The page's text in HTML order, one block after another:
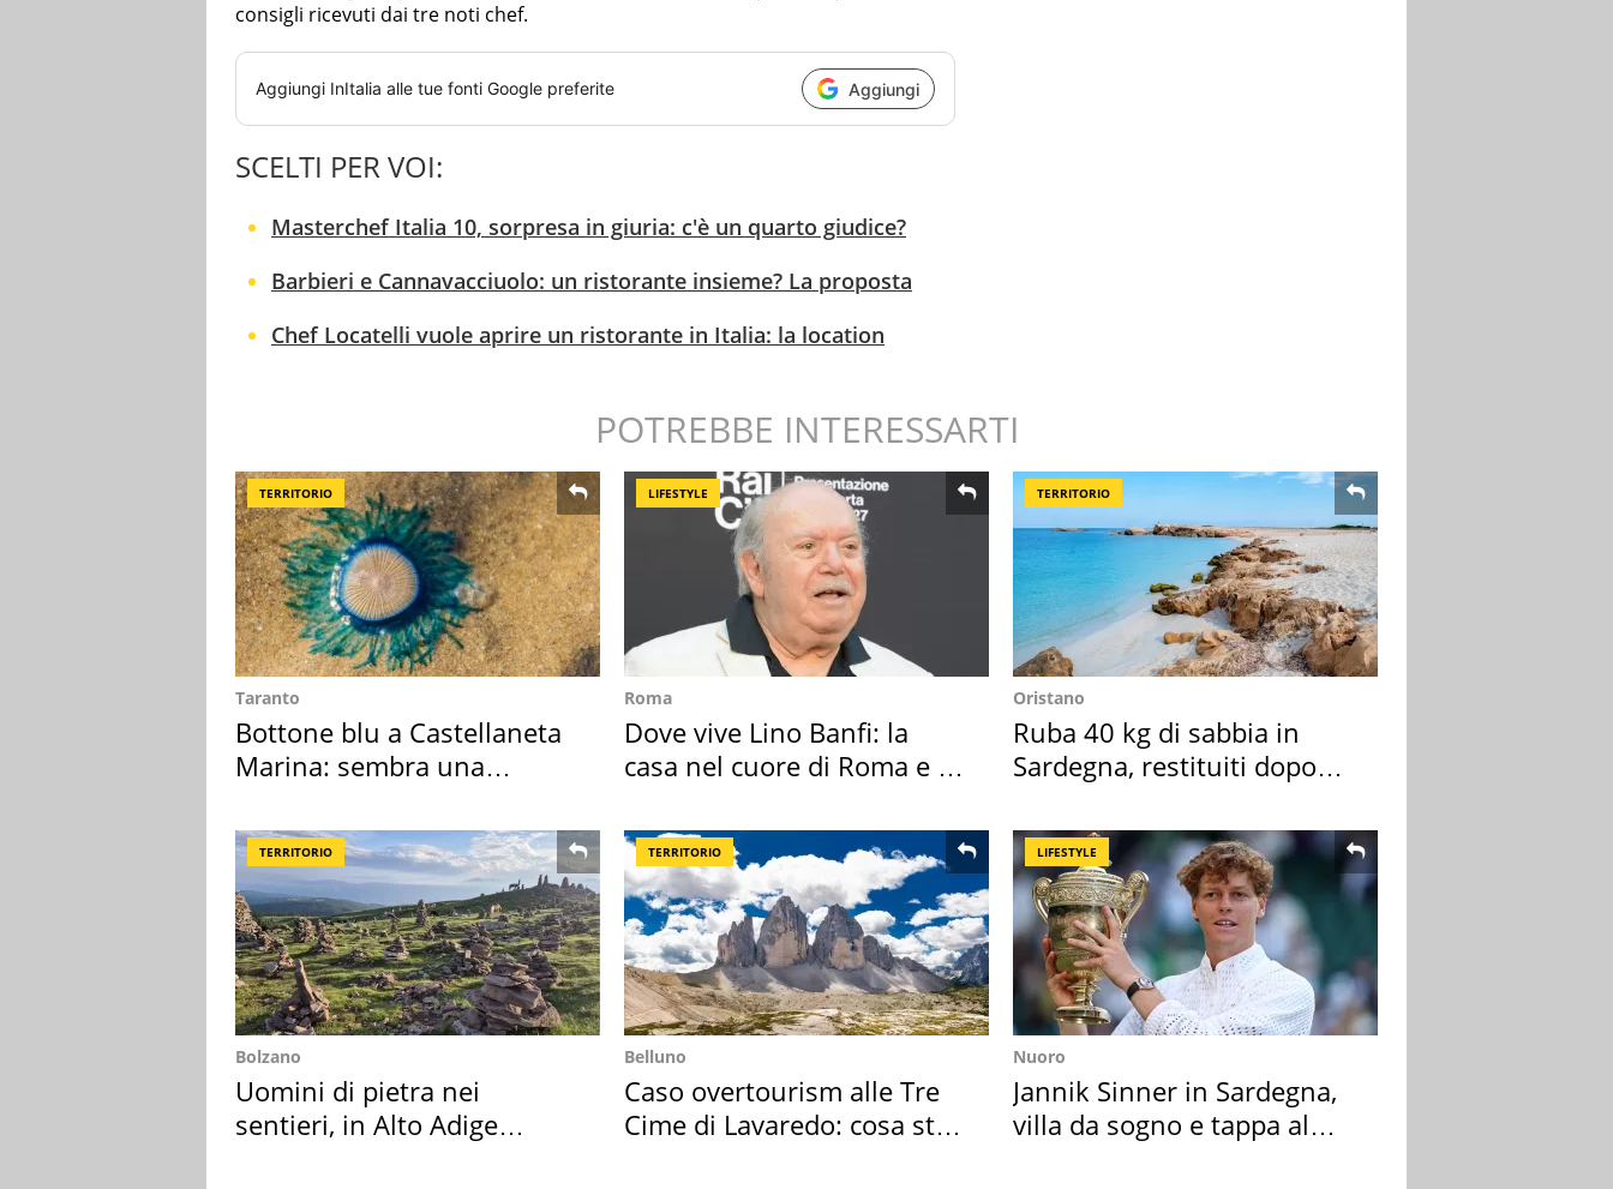
consigli ricevuti dai tre noti chef.
Aggiungi InItalia alle tue fonti Google preferite Aggiungi
SCELTI PER VOI:
Masterchef Italia 10, sorpresa in giuria: c'è un quarto giudice?
Barbieri e Cannavacciuolo: un ristorante insieme? La proposta
Chef Locatelli vuole aprire un ristorante in Italia: la location
POTREBBE INTERESSARTI
TERRITORIO
Taranto
Bottone blu a Castellaneta
Marina: sembra una
LIFESTYLE
Roma
Dove vive Lino Banfi: la
casa nel cuore di Roma e i
TERRITORIO
Oristano
Ruba 40 kg di sabbia in
Sardegna, restituiti dopo
TERRITORIO
Bolzano
Uomini di pietra nei
sentieri, in Alto Adige
TERRITORIO
Belluno
Caso overtourism alle Tre
Cime di Lavaredo: cosa sta
LIFESTYLE
Nuoro
Jannik Sinner in Sardegna,
villa da sogno e tappa al